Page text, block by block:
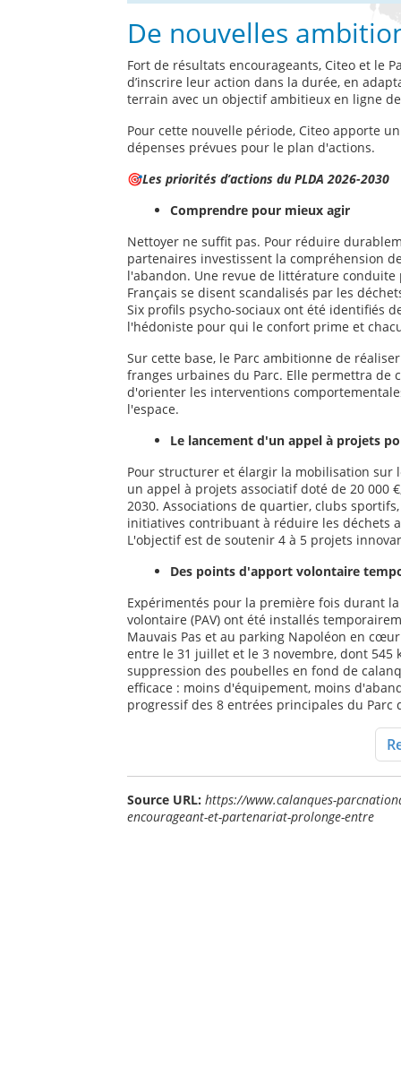
De nouvelles
Fort de résultats encourageants, Citeo et le
d’inscrire leur action dans la durée, en
terrain avec un objectif ambitieux en ligne
Pour cette nouvelle période, Citeo apporte
dépenses prévues pour le plan d'actions.
🎯Les priorités d’actions du PLDA 2026-2030
Comprendre pour mieux agir
Nettoyer ne suffit pas. Pour réduire
partenaires investissent la compréhension
l'abandon. Une revue de littérature
Français se disent scandalisés par les
Six profils psycho-sociaux ont été identifiés
l'hédoniste pour qui le confort prime et
Sur cette base, le Parc ambitionne de
franges urbaines du Parc. Elle permettra
d'orienter les interventions
l'espace.
Le lancement d'un appel à projets
Pour structurer et élargir la mobilisation sur
un appel à projets associatif doté de 20 000
2030. Associations de quartier, clubs
initiatives contribuant à réduire les déchets
L'objectif est de soutenir 4 à 5 projets
Des points d'apport volontaire
Expérimentés pour la première fois durant
volontaire (PAV) ont été installés
Mauvais Pas et au parking Napoléon en
entre le 31 juillet et le 3 novembre, dont 545
suppression des poubelles en fond de
efficace : moins d'équipement, moins
progressif des 8 entrées principales du Parc
Source URL: https://www.calanques-
encourageant-et-partenariat-prolonge-entre